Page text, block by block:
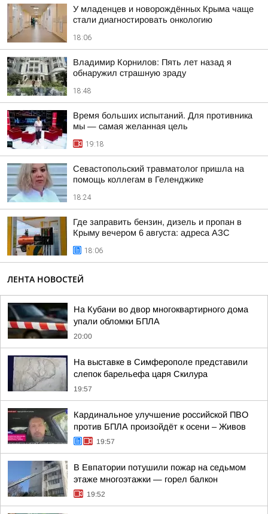
У младенцев и новорождённых Крыма чаще
стали диагностировать онкологию
18:06
Владимир Корнилов: Пять лет назад я
обнаружил страшную зраду
18:48
Время больших испытаний. Для противника
мы — самая желанная цель
19:18
Севастопольский травматолог пришла на
помощь коллегам в Геленджике
18:24
Где заправить бензин, дизель и пропан в
Крыму вечером 6 августа: адреса АЗС
18:06
ЛЕНТА НОВОСТЕЙ
На Кубани во двор многоквартирного дома
упали обломки БПЛА
20:00
На выставке в Симферополе представили
слепок барельефа царя Скилура
19:57
Кардинальное улучшение российской ПВО
против БПЛА произойдёт к осени – Живов
19:57
В Евпатории потушили пожар на седьмом
этаже многоэтажки — горел балкон
19:52